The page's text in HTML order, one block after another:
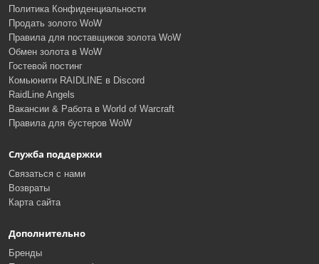
Политика Конфиденциальности
Продать золото WoW
Правила для поставщиков золота WoW
Обмен золота в WoW
Гостевой постинг
Комьюнити RAIDLINE в Discord
RaidLine Angels
Вакансии & Работа в World of Warcraft
Правила для бустеров WoW
Служба поддержки
Связаться с нами
Возвраты
Карта сайта
Дополнительно
Бренды